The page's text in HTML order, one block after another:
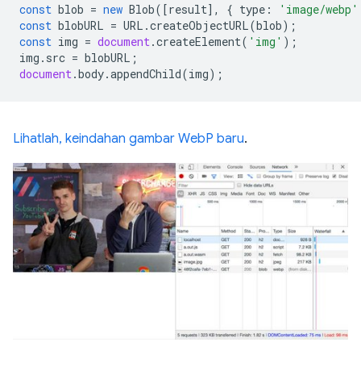
const blob = new Blob([result], { type :
'image/webp'
const blobURL = URL .createObjectURL(blob);
const img = document.createElement( 'img' );
img . src = blobURL ;
document.body.appendChild(img);
Lihatlah, keindahan gambar WebP baru.